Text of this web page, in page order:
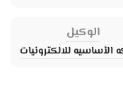
الوكيل
الأساسيه للالكترونيات